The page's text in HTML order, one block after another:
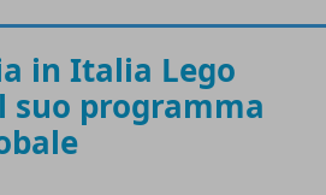
in Italia Lego
suo programma